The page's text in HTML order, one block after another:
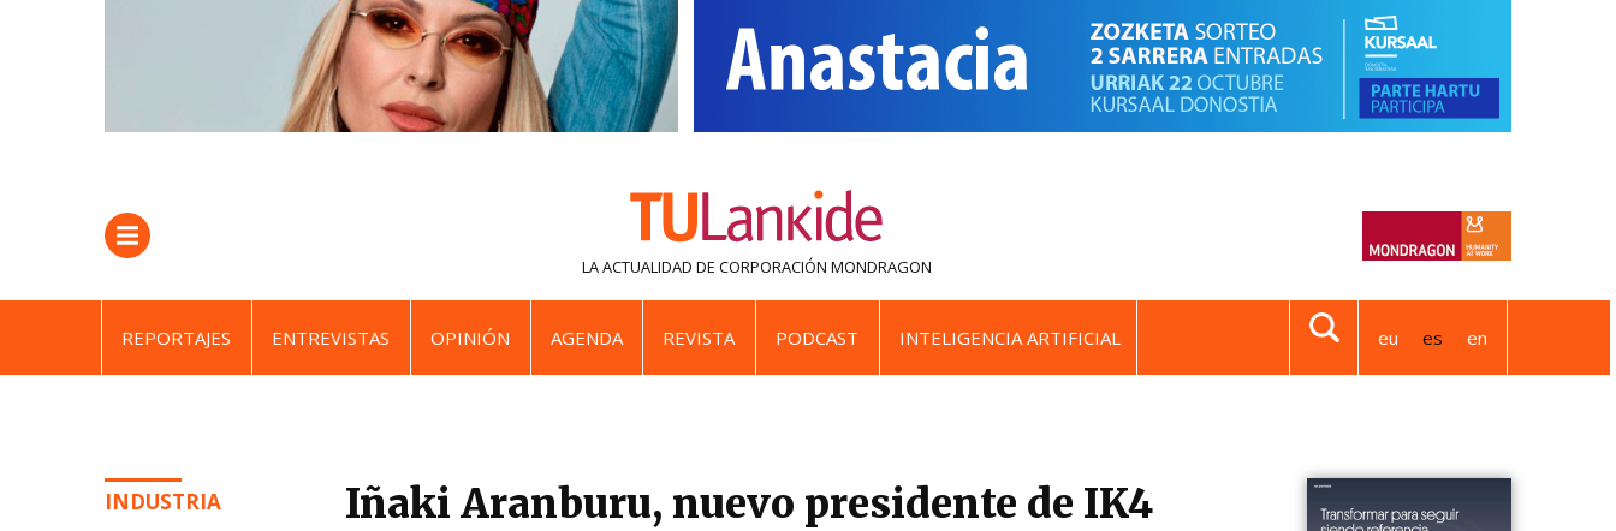
LA ACTUALIDAD DE CORPORACIÓN MONDRAGON
REPORTAJES ENTREVISTAS OPINIÓN AGENDA REVISTA PODCAST INTELIGENCIA ARTIFICIAL eu es en
INDUSTRIA Iñaki Aranburu, nuevo presidente de IK4